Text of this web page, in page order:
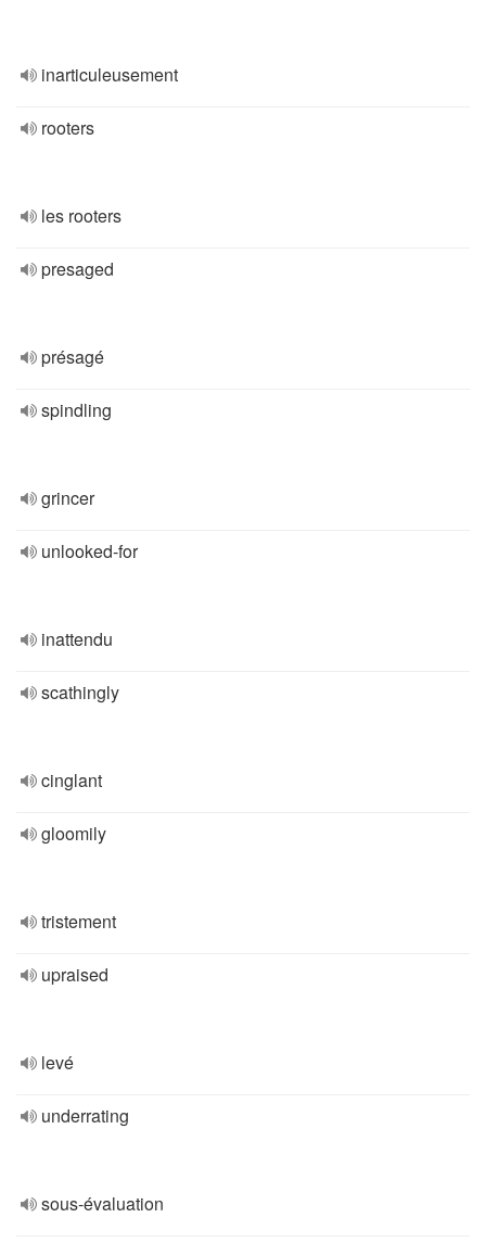
inarticuleusement
rooters
les rooters
presaged
présagé
spindling
grincer
unlooked-for
inattendu
scathingly
cinglant
gloomily
tristement
upraised
levé
underrating
sous-évaluation